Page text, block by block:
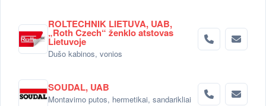
ROLTECHNIK LIETUVA, UAB,
„Roth Czech“ ženklo atstovas
Lietuvoje
Dušo kabinos, vonios
SOUDAL, UAB
Montavimo putos, hermetikai, sandarikliai